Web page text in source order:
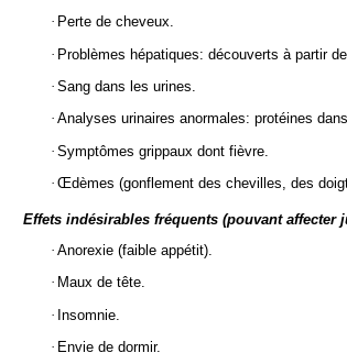
· Perte de cheveux.
· Problèmes hépatiques: découverts à partir
· Sang dans les urines.
· Analyses urinaires anormales: protéines
· Symptômes grippaux dont fièvre.
· Œdèmes (gonflement des chevilles, des
Effets indésirables fréquents (pouvant affecter
· Anorexie (faible appétit).
· Maux de tête.
· Insomnie.
· Envie de dormir.